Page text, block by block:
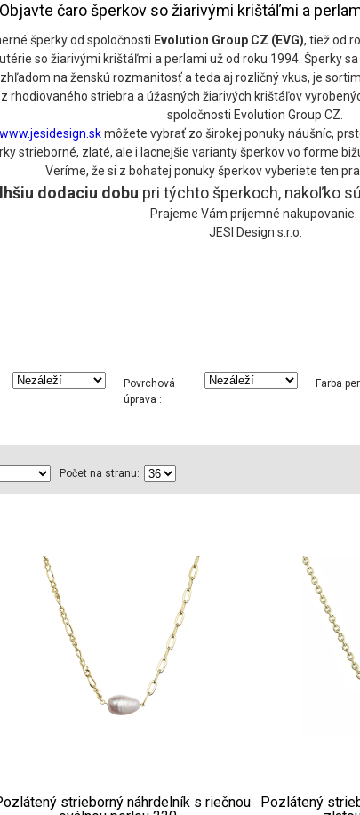
Objavte čaro šperkov so žiarivými krištáľmi a
šperky od spoločnosti Evolution Group CZ (EVG), tiež od
so žiarivými krištáľmi a perlami už od roku 1994. Šperky
na ženskú rozmanitosť a teda aj rozličný vkus, je
rhodiovaného striebra a úžasných žiarivých krištáľov
spoločnosti Evolution Group CZ.
www.jesidesign.skmôžete vybrať zo širokej ponuky náušníc,
strieborné, zlaté, ale i lacnejšie varianty šperkov vo forme
Veríme, že si z bohatej ponuky šperkov vyberiete ten
dodaciu dobu pri týchto šperkoch, nakoľko
Prajeme Vám príjemné nakupovanie.
JESI Design s.r.o.
Povrchová
úprava :
Farba
Počet na stranu:
strieborný náhrdelník s riečnou
Pozlátený